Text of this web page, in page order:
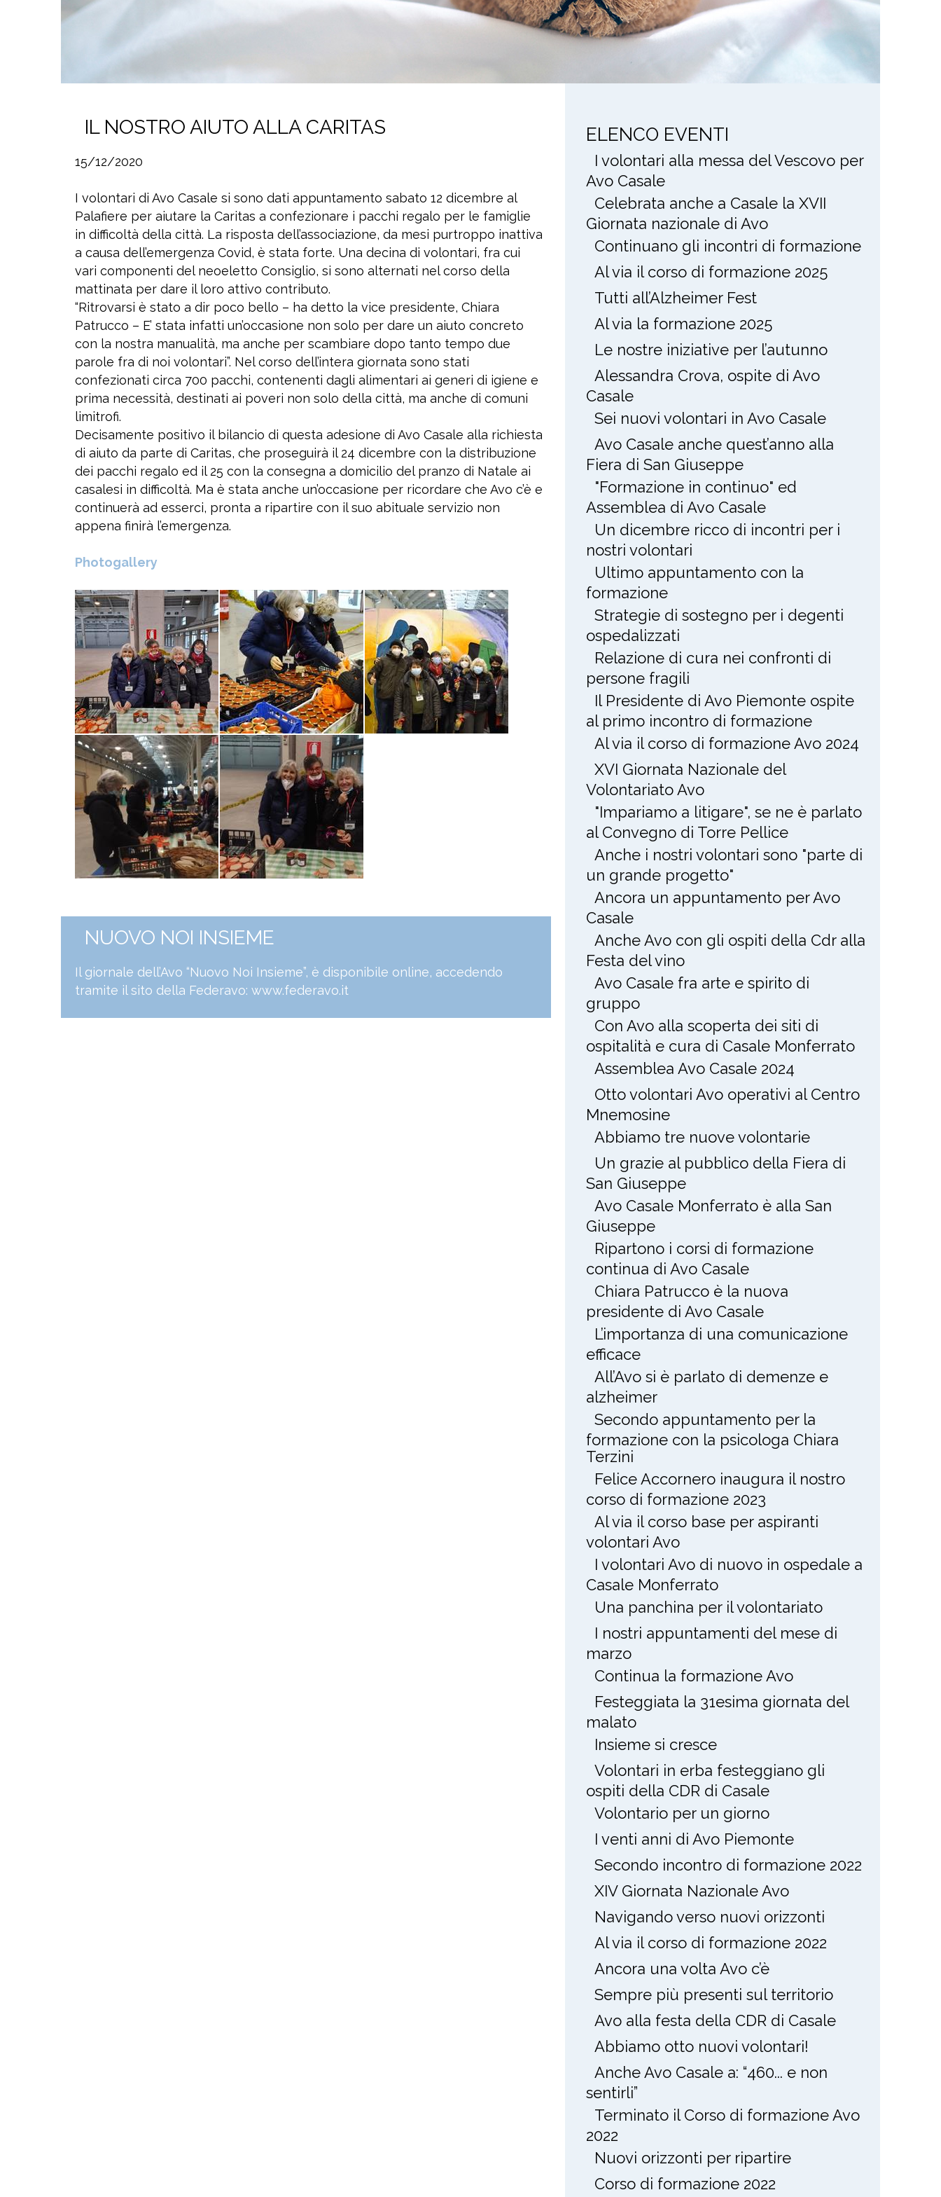
IL NOSTRO AIUTO ALLA CARITAS
15/12/2020
I volontari di Avo Casale si sono dati appuntamento sabato 12 dicembre al
Palafiere per aiutare la Caritas a confezionare i pacchi regalo per le famiglie
in difficoltà della città. La risposta dell’associazione, da mesi purtroppo inattiva
a causa dell’emergenza Covid, è stata forte. Una decina di volontari, fra cui
vari componenti del neoeletto Consiglio, si sono alternati nel corso della
mattinata per dare il loro attivo contributo.
“Ritrovarsi è stato a dir poco bello – ha detto la vice presidente, Chiara
Patrucco – E’ stata infatti un’occasione non solo per dare un aiuto concreto
con la nostra manualità, ma anche per scambiare dopo tanto tempo due
parole fra di noi volontari”. Nel corso dell’intera giornata sono stati
confezionati circa 700 pacchi, contenenti dagli alimentari ai generi di igiene e
prima necessità, destinati ai poveri non solo della città, ma anche di comuni
limitrofi.
Decisamente positivo il bilancio di questa adesione di Avo Casale alla richiesta
di aiuto da parte di Caritas, che proseguirà il 24 dicembre con la distribuzione
dei pacchi regalo ed il 25 con la consegna a domicilio del pranzo di Natale ai
casalesi in difficoltà. Ma è stata anche un’occasione per ricordare che Avo c’è e
continuerà ad esserci, pronta a ripartire con il suo abituale servizio non
appena finirà l’emergenza.
Photogallery
NUOVO NOI INSIEME
Il giornale dell’Avo “Nuovo Noi Insieme”, è disponibile online, accedendo
tramite il sito della Federavo: www.federavo.it
ELENCO EVENTI
I volontari alla messa del Vescovo per
Avo Casale
Celebrata anche a Casale la XVII
Giornata nazionale di Avo
Continuano gli incontri di formazione
Al via il corso di formazione 2025
Tutti all’Alzheimer Fest
Al via la formazione 2025
Le nostre iniziative per l’autunno
Alessandra Crova, ospite di Avo
Casale
Sei nuovi volontari in Avo Casale
Avo Casale anche quest’anno alla
Fiera di San Giuseppe
"Formazione in continuo" ed
Assemblea di Avo Casale
Un dicembre ricco di incontri per i
nostri volontari
Ultimo appuntamento con la
formazione
Strategie di sostegno per i degenti
ospedalizzati
Relazione di cura nei confronti di
persone fragili
Il Presidente di Avo Piemonte ospite
al primo incontro di formazione
Al via il corso di formazione Avo 2024
XVI Giornata Nazionale del
Volontariato Avo
"Impariamo a litigare", se ne è parlato
al Convegno di Torre Pellice
Anche i nostri volontari sono "parte di
un grande progetto"
Ancora un appuntamento per Avo
Casale
Anche Avo con gli ospiti della Cdr alla
Festa del vino
Avo Casale fra arte e spirito di
gruppo
Con Avo alla scoperta dei siti di
ospitalità e cura di Casale Monferrato
Assemblea Avo Casale 2024
Otto volontari Avo operativi al Centro
Mnemosine
Abbiamo tre nuove volontarie
Un grazie al pubblico della Fiera di
San Giuseppe
Avo Casale Monferrato è alla San
Giuseppe
Ripartono i corsi di formazione
continua di Avo Casale
Chiara Patrucco è la nuova
presidente di Avo Casale
L’importanza di una comunicazione
efficace
All’Avo si è parlato di demenze e
alzheimer
Secondo appuntamento per la
formazione con la psicologa Chiara
Terzini
Felice Accornero inaugura il nostro
corso di formazione 2023
Al via il corso base per aspiranti
volontari Avo
I volontari Avo di nuovo in ospedale a
Casale Monferrato
Una panchina per il volontariato
I nostri appuntamenti del mese di
marzo
Continua la formazione Avo
Festeggiata la 31esima giornata del
malato
Insieme si cresce
Volontari in erba festeggiano gli
ospiti della CDR di Casale
Volontario per un giorno
I venti anni di Avo Piemonte
Secondo incontro di formazione 2022
XIV Giornata Nazionale Avo
Navigando verso nuovi orizzonti
Al via il corso di formazione 2022
Ancora una volta Avo c’è
Sempre più presenti sul territorio
Avo alla festa della CDR di Casale
Abbiamo otto nuovi volontari!
Anche Avo Casale a: “460... e non
sentirli”
Terminato il Corso di formazione Avo
2022
Nuovi orizzonti per ripartire
Corso di formazione 2022